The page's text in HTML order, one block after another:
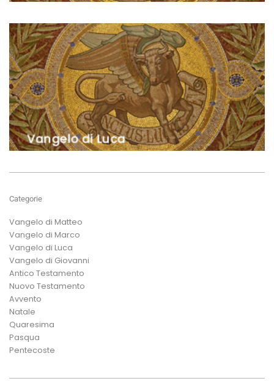
Categorie
Vangelo di Matteo
Vangelo di Marco
Vangelo di Luca
Vangelo di Giovanni
Antico Testamento
Nuovo Testamento
Avvento
Natale
Quaresima
Pasqua
Pentecoste